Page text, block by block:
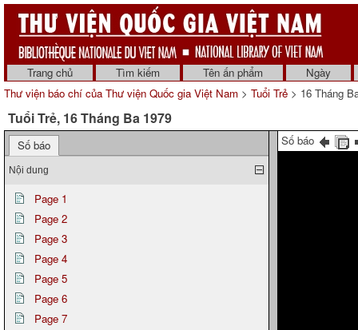
Trang chủ Tìm kiếm Tên ấn phẩm
Ngày
Thư viện báo chí của Thư viện Quốc gia Việt Nam > Tuổi Trẻ > 16 Tháng
Tuổi Trẻ, 16 Tháng Ba 1979
Số báo
Nội dung
Page 1
Page 2
Page 3
Page 4
Page 5
Page 6
Page 7
Số báo